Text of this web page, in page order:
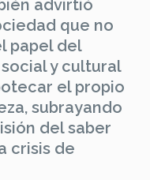
advirtió
que no
papel del
y cultural
el propio
subrayando
del saber
crisis de